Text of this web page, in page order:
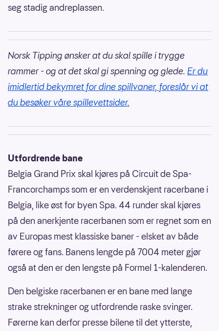
seg stadig andreplassen.
Norsk Tipping ønsker at du skal spille i trygge
rammer - og at det skal gi spenning og glede. Er du
imidlertid bekymret for dine spillvaner, foreslår vi at
du besøker våre spillevettsider.
Utfordrende bane
Belgia Grand Prix skal kjøres på Circuit de Spa-
Francorchamps som er en verdenskjent racerbane i
Belgia, like øst for byen Spa. 44 runder skal kjøres
på den anerkjente racerbanen som er regnet som en
av Europas mest klassiske baner - elsket av både
førere og fans. Banens lengde på 7004 meter gjør
også at den er den lengste på Formel 1-kalenderen.
Den belgiske racerbanen er en bane med lange
strake strekninger og utfordrende raske svinger.
Førerne kan derfor presse bilene til det ytterste,